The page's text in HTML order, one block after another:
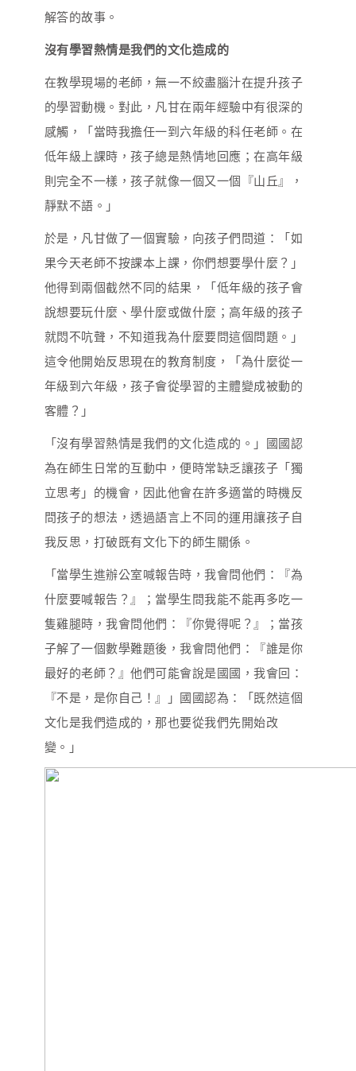
解答的故事。
沒有學習熱情是我們的文化造成的
在教學現場的老師，無一不絞盡腦汁在提升孩子
的學習動機。對此，凡甘在兩年經驗中有很深的
感觸，「當時我擔任一到六年級的科任老師。在
低年級上課時，孩子總是熱情地回應；在高年級
則完全不一樣，孩子就像一個又一個『山丘』，
靜默不語。」
於是，凡甘做了一個實驗，向孩子們問道：「如
果今天老師不按課本上課，你們想要學什麼？」
他得到兩個截然不同的結果，「低年級的孩子會
說想要玩什麼、學什麼或做什麼；高年級的孩子
就悶不吭聲，不知道我為什麼要問這個問題。」
這令他開始反思現在的教育制度，「為什麼從一
年級到六年級，孩子會從學習的主體變成被動的
客體？」
「沒有學習熱情是我們的文化造成的。」國國認
為在師生日常的互動中，便時常缺乏讓孩子「獨
立思考」的機會，因此他會在許多適當的時機反
問孩子的想法，透過語言上不同的運用讓孩子自
我反思，打破既有文化下的師生關係。
「當學生進辦公室喊報告時，我會問他們：『為
什麼要喊報告？』；當學生問我能不能再多吃一
隻雞腿時，我會問他們：『你覺得呢？』；當孩
子解了一個數學難題後，我會問他們：『誰是你
最好的老師？』他們可能會說是國國，我會回：
『不是，是你自己！』」國國認為：「既然這個
文化是我們造成的，那也要從我們先開始改
變。」